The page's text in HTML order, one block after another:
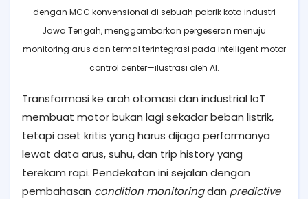
dengan MCC konvensional di sebuah pabrik kota industri
Jawa Tengah, menggambarkan pergeseran menuju
monitoring arus dan termal terintegrasi pada intelligent motor
control center—ilustrasi oleh AI.
Transformasi ke arah otomasi dan industrial IoT
membuat motor bukan lagi sekadar beban listrik,
tetapi aset kritis yang harus dijaga performanya
lewat data arus, suhu, dan trip history yang
terekam rapi. Pendekatan ini sejalan dengan
pembahasan condition monitoringdan predictive